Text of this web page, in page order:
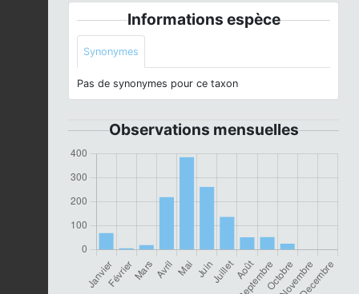
Informations espèce
Synonymes
Pas de synonymes pour ce taxon
Observations mensuelles